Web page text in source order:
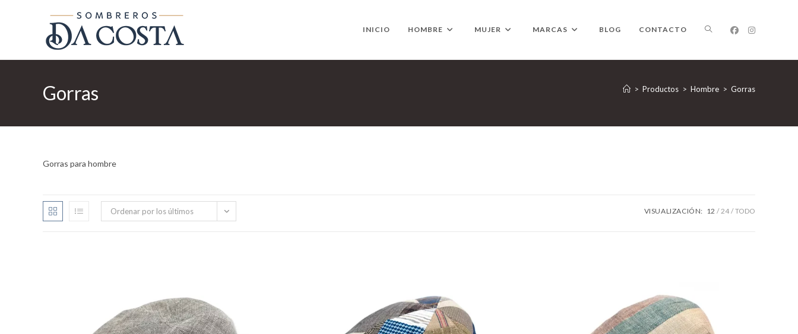
INICIO HOMBRE MUJER MARCAS BLOG CONTACTO ALTERNAR
BÚSQUEDA
LA
Gorras > Productos > Hombre > Gorras
Gorras para hombre
Ordenar por los últimos VISUALIZACIÓN: 12 24 TODO